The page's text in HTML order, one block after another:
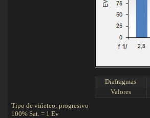
Diafragmas
Valores
Tipo de vińeteo: progresivo
100% Sat. = 1 Ev